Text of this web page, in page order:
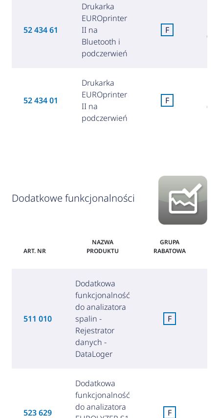
52 434 61
Drukarka
EUROprinter
II na
Bluetooth i
podczerwień
F
(1
52 434 01
Drukarka
EUROprinter
II na
podczerwień
F
(1
Dodatkowe funkcjonalności
ART. NR
NAZWA
PRODUKTU
GRUPA
RABATOWA
511 010
Dodatkowa
funkcjonalność
do analizatora
spalin -
Rejestrator
danych -
DataLoger
F
523 629
Dodatkowa
funkcjonalność
do analizatora
F